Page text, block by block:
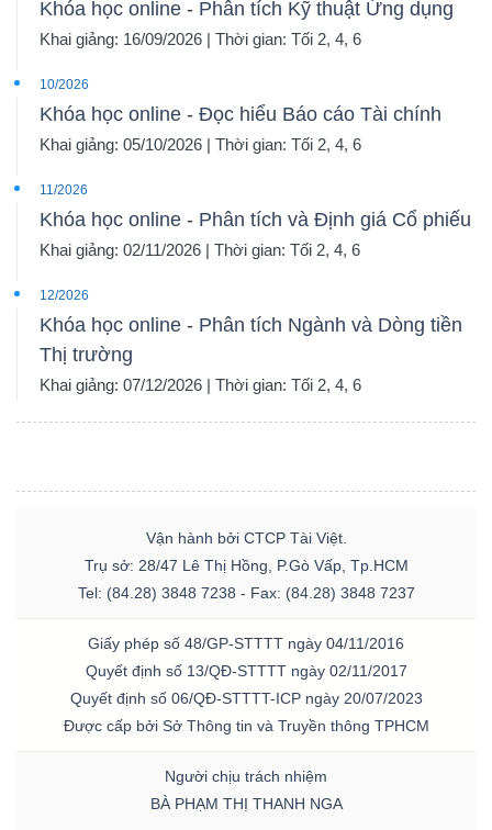
Khóa học online - Phân tích Kỹ thuật Ứng dụng
Khai giảng: 16/09/2026 | Thời gian: Tối 2, 4, 6
10/2026
Khóa học online - Đọc hiểu Báo cáo Tài chính
Khai giảng: 05/10/2026 | Thời gian: Tối 2, 4, 6
11/2026
Khóa học online - Phân tích và Định giá Cổ phiếu
Khai giảng: 02/11/2026 | Thời gian: Tối 2, 4, 6
12/2026
Khóa học online - Phân tích Ngành và Dòng tiền
Thị trường
Khai giảng: 07/12/2026 | Thời gian: Tối 2, 4, 6
Vận hành bởi CTCP Tài Việt.
Trụ sở: 28/47 Lê Thị Hồng, P.Gò Vấp, Tp.HCM
Tel: (84.28) 3848 7238 - Fax: (84.28) 3848 7237
Giấy phép số 48/GP-STTTT ngày 04/11/2016
Quyết định số 13/QĐ-STTTT ngày 02/11/2017
Quyết định số 06/QĐ-STTTT-ICP ngày 20/07/2023
Được cấp bởi Sở Thông tin và Truyền thông TPHCM
Người chịu trách nhiệm
BÀ PHẠM THỊ THANH NGA
chính